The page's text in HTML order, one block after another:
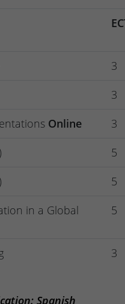
3
3
Online
3
5
5
in a Global
5
3
Spanish